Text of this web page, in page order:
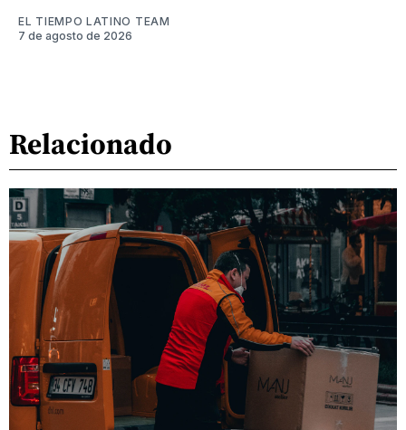
EL TIEMPO LATINO TEAM
7 de agosto de 2026
Relacionado